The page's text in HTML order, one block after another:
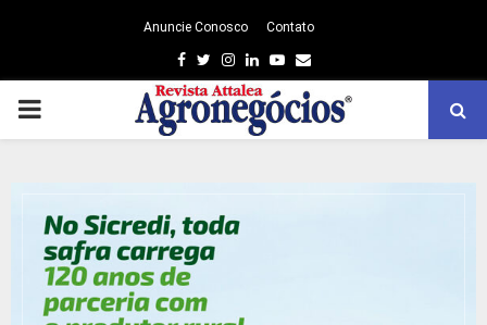
Anuncie Conosco Contato
Facebook
TwitterInstagram
LinkedinYoutube
Email
PRIMARY